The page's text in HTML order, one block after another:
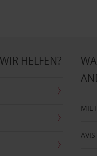
HELFEN?